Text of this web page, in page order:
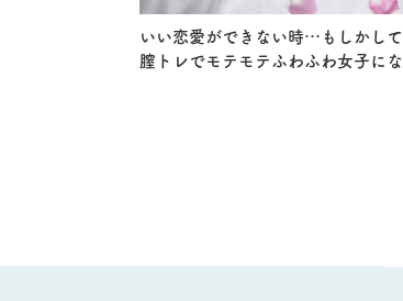
いい恋愛ができない時…もしかして
膣トレでモテモテふわふわ女子にな